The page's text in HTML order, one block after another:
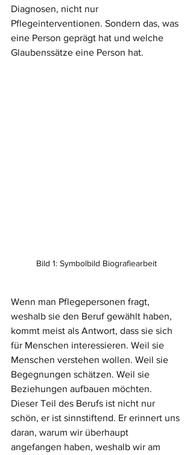
Diagnosen, nicht nur
Pflegeinterventionen. Sondern das, was
eine Person geprägt hat und welche
Glaubenssätze eine Person hat.
Bild 1: Symbolbild Biografiearbeit
Wenn man Pflegepersonen fragt,
weshalb sie den Beruf gewählt haben,
kommt meist als Antwort, dass sie sich
für Menschen interessieren. Weil sie
Menschen verstehen wollen. Weil sie
Begegnungen schätzen. Weil sie
Beziehungen aufbauen möchten.
Dieser Teil des Berufs ist nicht nur
schön, er ist sinnstiftend. Er erinnert uns
daran, warum wir überhaupt
angefangen haben, weshalb wir am